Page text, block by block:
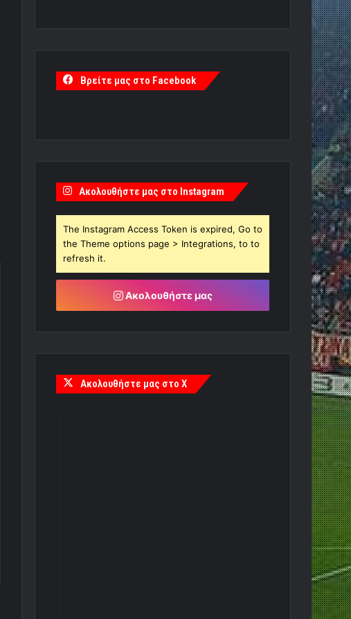
Βρείτε μας στο Facebook
Ακολουθήστε μας στο Instagram
The Instagram Access Token is expired, Go to
the Theme options page > Integrations, to to
refresh it.
Ακολουθήστε μας
Ακολουθήστε μας στο X